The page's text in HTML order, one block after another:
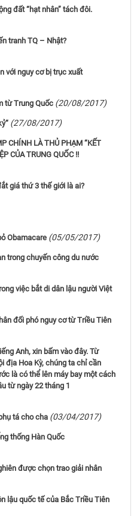
đất “hạt nhân” tách đôi.
tranh TQ – Nhật?
với nguy cơ bị trục xuất
từ Trung Quốc (20/08/2017)
(27/08/2017)
CHÍNH LÀ THỦ PHẠM “KẾT
CỦA TRUNG QUỐC !!
giá thứ 3 thế giới là ai?
Obamacare (05/05/2017)
trong chuyến công du nước
việc bắt di dân lậu người Việt
đối phó nguy cơ từ Triều Tiên
Anh, xin bấm vào đây. Từ
địa Hoa Kỳ, chúng ta chỉ cần
là có thể lên máy bay một cách
từ ngày 22 tháng 1
tá cho cha (03/04/2017)
thống Hàn Quốc
được chọn trao giải nhân
lậu quốc tế của Bắc Triều Tiên